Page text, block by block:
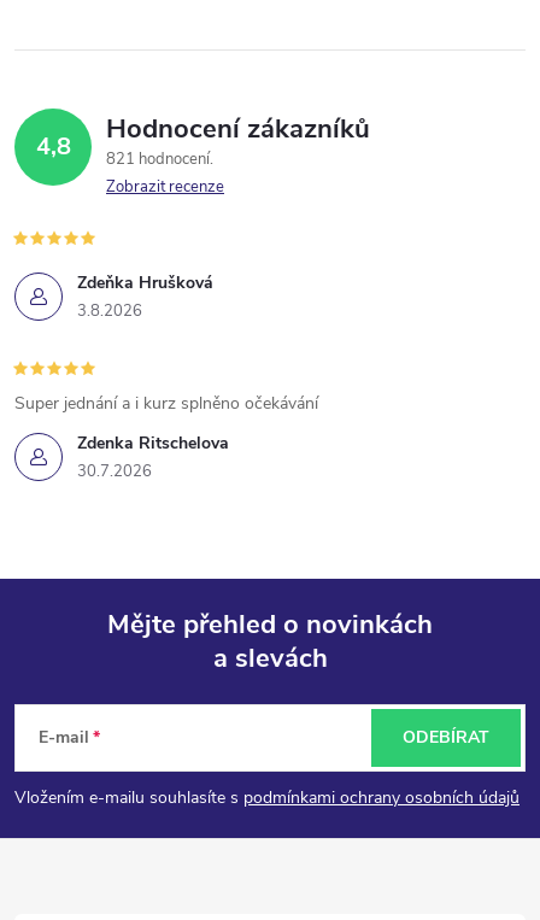
4,8 Hodnocení zákazníků
821 hodnocení
Zobrazit recenze
Zdeňka Hrušková
3.8.2026
Zdenka Ritschelova
30.7.2026
Super jednání a i kurz splněno očekávání
p
Mějte přehled o novinkách
a slevách
E-mail
Vložením e-mailu souhlasíte s podmínkami ochrany osobních údajů
ODEBÍRAT